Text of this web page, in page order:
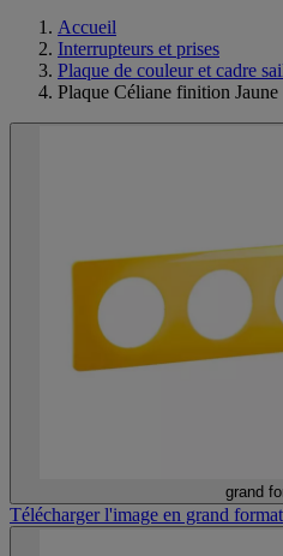
Accueil
Interrupteurs et prises
Plaque de couleur et cadre
Plaque Céliane finition Jaune
grand
Télécharger l'image en grand format